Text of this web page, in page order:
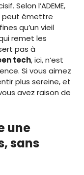
Selon l’ADEME,
peut émettre
qu’un vieil
remet les
pas à
tech, ici, n’est
Si vous aimez
plus sereine, et
avez raison de
une
sans